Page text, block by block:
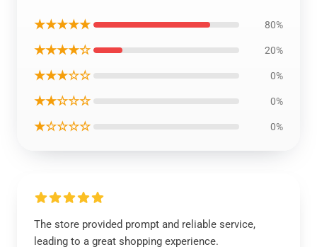
★★★★★ 80%
★★★★☆ 20%
★★★☆☆ 0%
★★☆☆☆ 0%
★☆☆☆☆ 0%
The store provided prompt and reliable service,
leading to a great shopping experience.